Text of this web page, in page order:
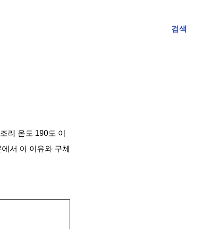
검색
리 온도 190도 이
서 이 이유와 구체